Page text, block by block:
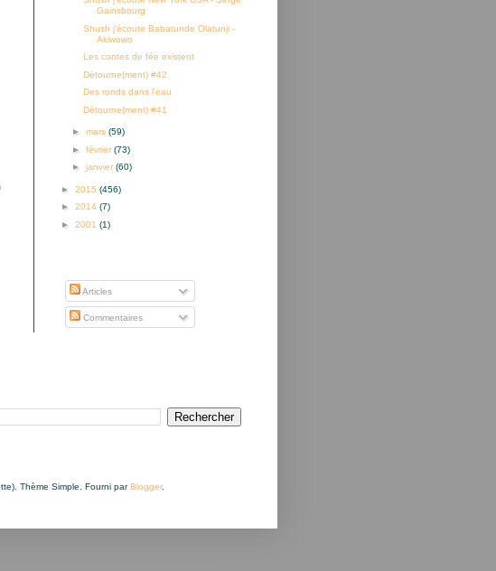
Gainsbourg
Shush j'écoute Babatunde Olatunji -
Akiwowo
Les contes de fée existent
Détourne(ment) #42
Des ronds dans l'eau
Détourne(ment) #41
► mars (59)
► février (73)
► janvier (60)
► 2015 (456)
► 2014 (7)
► 2001 (1)
Articles
Commentaires
Thème Simple. Fourni parBlogger.